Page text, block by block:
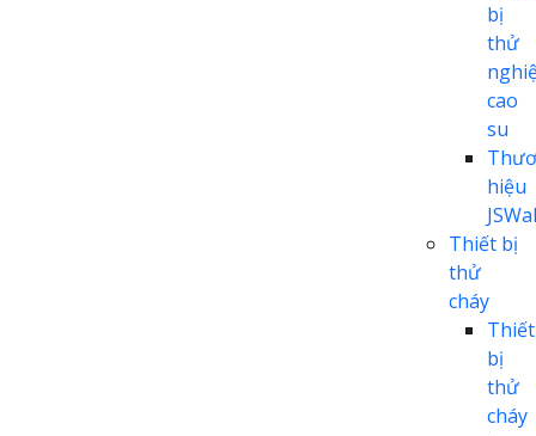
bị
thử
cao
su
hiệu
Thiết bị
thử
cháy
Thiết
bị
thử
cháy